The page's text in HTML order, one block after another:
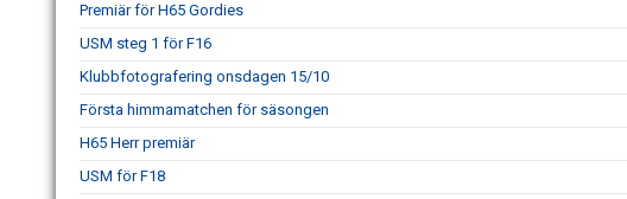
Premiär för H65 Gordies
USM steg 1 för F16
Klubbfotografering onsdagen 15/10
Första himmamatchen för säsongen
H65 Herr premiär
USM för F18